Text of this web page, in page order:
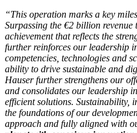
“This operation marks a key
Surpassing the €2 billion
achievement that reflects the
further reinforces our leadership
competencies, technologies and
ability to drive sustainable and
Hauser further strengthens our
and consolidates our leadership
efficient solutions. Sustainability,
the foundations of our
approach and fully aligned with